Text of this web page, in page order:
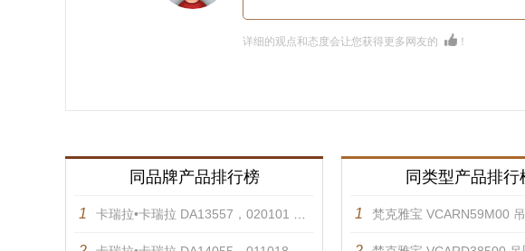
详细的观点和态度会让您获得更多网友的 ！
同品牌产品排行榜
1 卡瑞拉•卡瑞拉 DA13557，020101 戒指
同类型产品排行
1 梵克雅宝 VCARN59M00